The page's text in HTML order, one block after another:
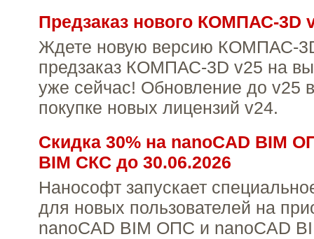
Предзаказ нового КОМПАС-3D
Ждете новую версию КОМПАС-
предзаказ КОМПАС-3D v25 на
уже сейчас! Обновление до v25
покупке новых лицензий v24.
Скидка 30% на nanoCAD BIM
BIM СКС до 30.06.2026
Нанософт запускает
для новых пользователей на
nanoCAD BIM ОПС и nanoCAD